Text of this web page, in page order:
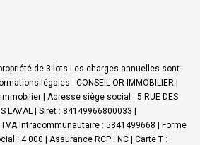
de 3 lots.Les charges annuelles sont
légales : CONSEIL OR IMMOBILIER |
| Adresse siège social : 5 RUE DES
LAVAL | Siret : 84149966800033 |
Intracommunautaire : 5841499668 | Forme
: 4 000 | Assurance RCP : NC | Carte T :